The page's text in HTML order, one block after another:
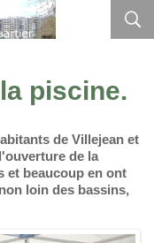
piscine.
de Villejean et
de la
et beaucoup en ont
loin des bassins,